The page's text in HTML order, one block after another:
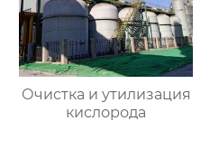
Очистка и утилизация
кислорода